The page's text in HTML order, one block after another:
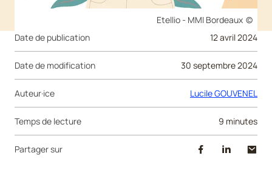
Droits réservés :
Etellio - MMI Bordeaux
Date de publication
12 avril 2024
Date de modification 30 septembre 2024
Auteur·ice Lucile GOUVENEL
Temps de lecture 9 minutes
Partager sur